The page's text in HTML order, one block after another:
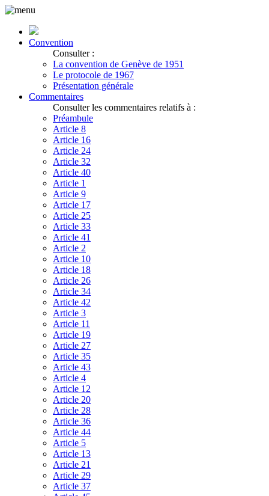
Convention
Consulter :
La convention de Genève de 1951
Le protocole de 1967
Présentation générale
Commentaires
Consulter les commentaires relatifs à :
Préambule
Article 8
Article 16
Article 24
Article 32
Article 40
Article 1
Article 9
Article 17
Article 25
Article 33
Article 41
Article 2
Article 10
Article 18
Article 26
Article 34
Article 42
Article 3
Article 11
Article 19
Article 27
Article 35
Article 43
Article 4
Article 12
Article 20
Article 28
Article 36
Article 44
Article 5
Article 13
Article 21
Article 29
Article 37